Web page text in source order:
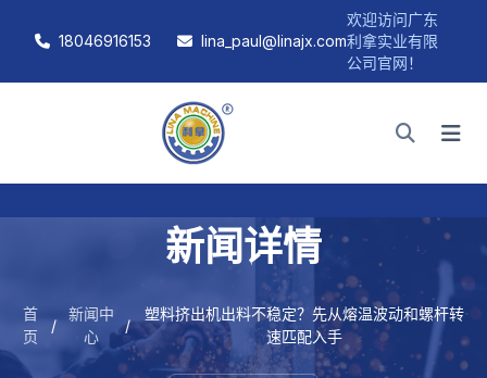
18046916153 lina_paul@linajx.com
欢迎访问广东
利拿实业有限
公司官网！
新闻详情
首
页
/
新闻中
心
/
塑料挤出机出料不稳定？先从熔温波动和螺杆转
速匹配入手